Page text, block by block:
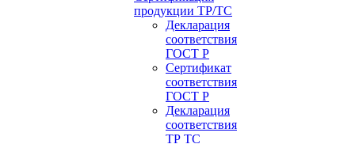
продукции ТР/ТС
Декларация
соответствия
ГОСТ Р
Сертификат
соответствия
ГОСТ Р
Декларация
соответствия
ТР ТС